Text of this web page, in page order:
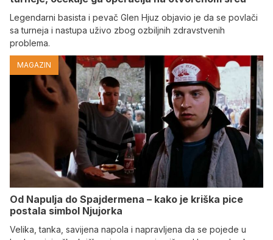
Legendarni basista i pevač Glen Hjuz objavio je da se povlači
sa turneja i nastupa uživo zbog ozbiljnih zdravstvenih
problema.
MAGAZIN
Od Napulja do Spajdermena – kako je kriška pice
postala simbol Njujorka
Velika, tanka, savijena napola i napravljena da se pojede u